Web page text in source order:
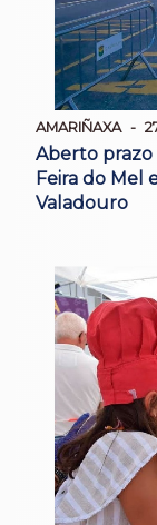
AMARIÑAXA
Aberto prazo
Feira do Mel
Valadouro